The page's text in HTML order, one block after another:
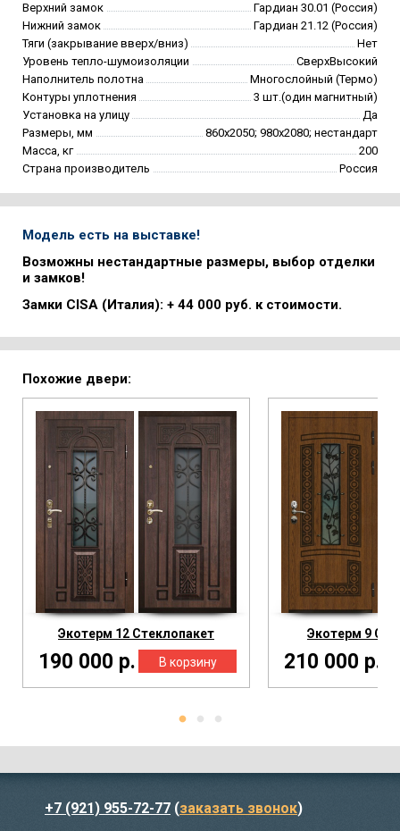
Верхний замок
Гардиан 30.01 (Россия)
Нижний замок
Гардиан 21.12 (Россия)
Тяги (закрывание вверх/вниз)
Нет
Уровень тепло-шумоизоляции
СверхВысокий
Наполнитель полотна
Многослойный (Термо)
Контуры уплотнения
3 шт.(один магнитный)
Установка на улицу
Да
Размеры, мм
860х2050; 980х2080; нестандарт
Масса, кг
200
Страна производитель
Россия
Модель есть на выставке!
Возможны нестандартные размеры, выбор отделки
и замков!
Замки CISA (Италия): + 44 000 руб. к стоимости.
Похожие двери:
Экотерм 12 Стеклопакет
190 000 р.
Экотерм 9
210 000 р.
+7 (921) 955-72-77 (заказать звонок)